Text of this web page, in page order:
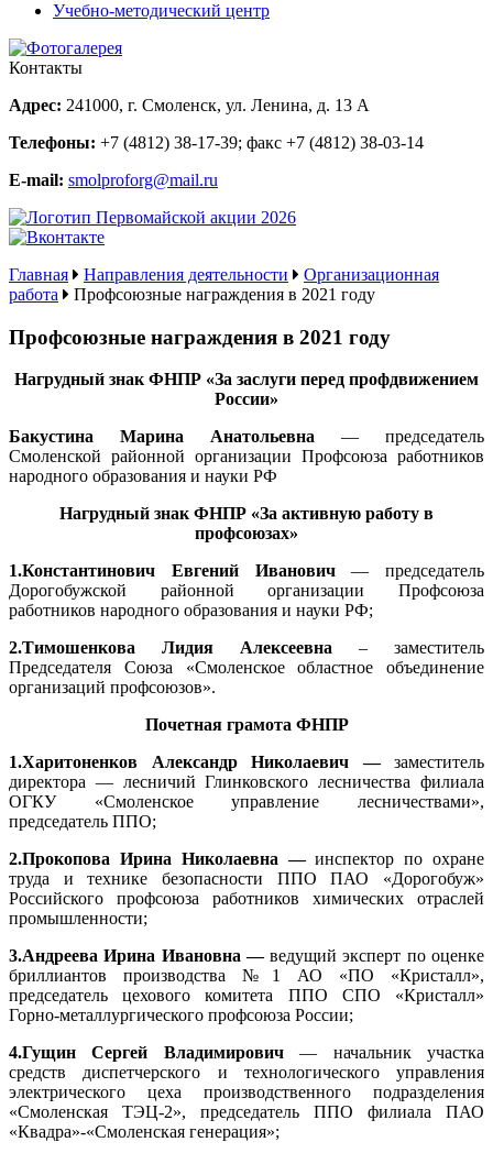
Учебно-методический центр
Контакты
Адрес: 241000, г. Смоленск, ул. Ленина, д. 13 А
Телефоны: +7 (4812) 38-17-39; факс +7 (4812) 38-03-14
E-mail: smolproforg@mail.ru
Главная Направления деятельности
Организационная
работа
Профсоюзные награждения в 2021 году
Профсоюзные награждения в 2021 году
Нагрудный знак ФНПР «За заслуги перед профдвижением
России»
Бакустина Марина Анатольевна — председатель
Смоленской районной организации Профсоюза работников
народного образования и науки РФ
Нагрудный знак ФНПР «За активную работу в
профсоюзах»
1.Константинович Евгений Иванович— председатель
Дорогобужской районной организации Профсоюза
работников народного образования и науки РФ;
2.Тимошенкова Лидия Алексеевна – заместитель
Председателя Союза «Смоленское областное объединение
организаций профсоюзов».
Почетная грамота ФНПР
1.Харитоненков Александр Николаевич — заместитель
директора — лесничий Глинковского лесничества филиала
ОГКУ «Смоленское управление лесничествами»,
председатель ППО;
2.Прокопова Ирина Николаевна —инспектор по охране
труда и технике безопасности ППО ПАО «Дорогобуж»
Российского профсоюза работников химических отраслей
промышленности;
3.Андреева Ирина Ивановна —ведущий эксперт по оценке
бриллиантов производства №1 АО «ПО «Кристалл»,
председатель цехового комитета ППО СПО «Кристалл»
Горно-металлургического профсоюза России;
4.Гущин Сергей Владимирович— начальник участка
средств диспетчерского и технологического управления
электрического цеха производственного подразделения
«Смоленская ТЭЦ-2», председатель ППО филиала ПАО
«Квадра»-«Смоленская генерация»;